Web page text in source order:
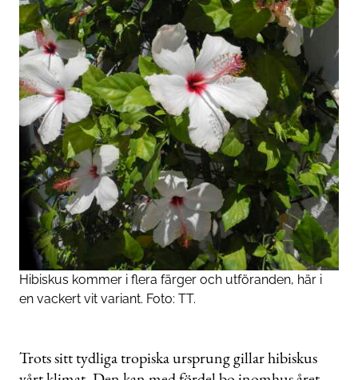
Hibiskus kommer i flera färger och utföranden, här i
en vackert vit variant. Foto: TT.
Trots sitt tydliga tropiska ursprung gillar hibiskus